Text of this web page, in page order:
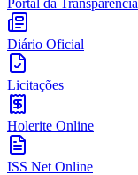
Portal da Transparência
Diário Oficial
Licitações
Holerite Online
ISS Net Online